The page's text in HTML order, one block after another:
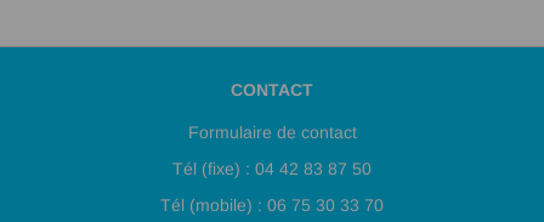
CONTACT
Formulaire de contact
Tél (fixe) : 04 42 83 87 50
Tél (mobile) : 06 75 30 33 70